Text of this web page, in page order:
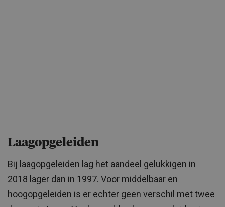
Laagopgeleiden
Bij laagopgeleiden lag het aandeel gelukkigen in
2018 lager dan in 1997. Voor middelbaar en
hoogopgeleiden is er echter geen verschil met twee